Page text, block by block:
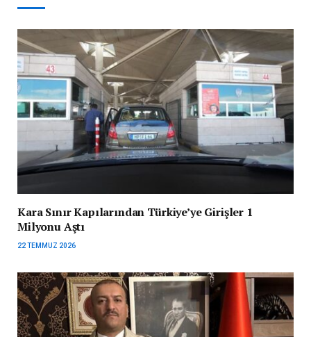
Kara Sınır Kapılarından Türkiye’ye Girişler 1
Milyonu Aştı
22 TEMMUZ 2026